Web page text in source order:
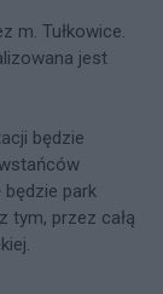
m. Tułkowice.
jest
będzie
park
tym, przez całą